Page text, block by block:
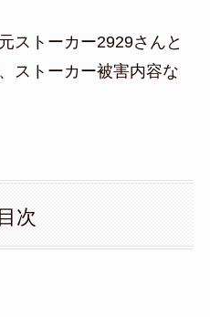
ストーカー2929さんと
ストーカー被害内容な
目次